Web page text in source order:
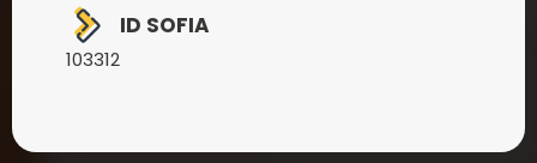
ID SOFIA
103312